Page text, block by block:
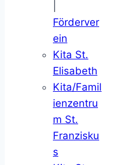
Förderver
ein
Kita St.
Elisabeth
Kita/Famil
ienzentru
m St.
Franzisku
s